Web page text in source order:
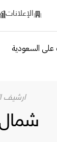
الإعلانات
السعودية